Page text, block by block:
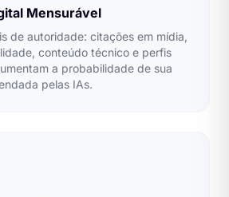
Mensurável
de autoridade: citações em mídia,
conteúdo técnico e perfis
a probabilidade de sua
pelas IAs.